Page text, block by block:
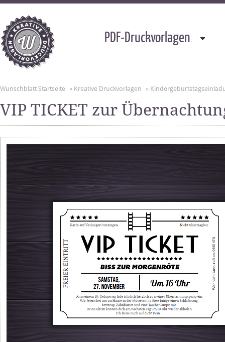
PDF-Druckvorlagen
Wunschblatt Startseite » Kreative Druckvorlagen »
VIP TICKET zur